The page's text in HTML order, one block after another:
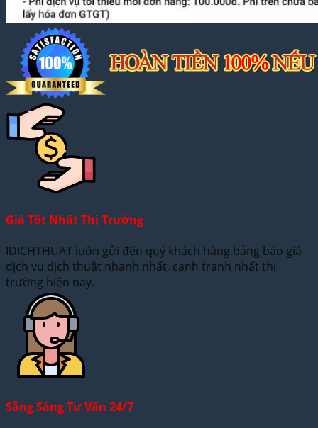
Giá Tốt Nhất Thị Trường
IDICHTHUAT luôn gửi đến quý khách hàng bảng báo giá
dịch vụ dịch thuật nhanh nhất, canh tranh nhất thị
trường hiện nay.
Sẵng Sàng Tư Vấn 24/7